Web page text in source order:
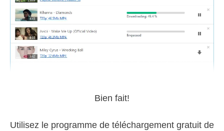
Bien fait!
Utilisez le programme de téléchargement gratuit de